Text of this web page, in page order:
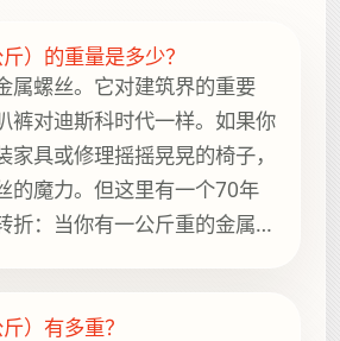
）的重量是多少？
属螺丝。它对建筑界的重要
裤对迪斯科时代一样。如果你
家具或修理摇摇晃晃的椅子，
的魔力。但这里有一个70年
折：当你有一公斤重的金属螺
）有多重？